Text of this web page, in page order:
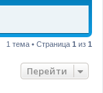
1 тема • Страница 1 из 1
Перейти